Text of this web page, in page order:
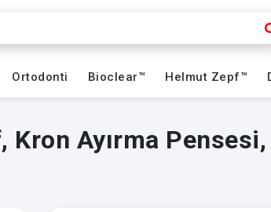
Ortodonti Bioclear™ Helmut Zepf™
Ayırma